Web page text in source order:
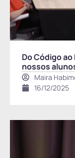
Do Código
nossos
Maira
16/12/2025